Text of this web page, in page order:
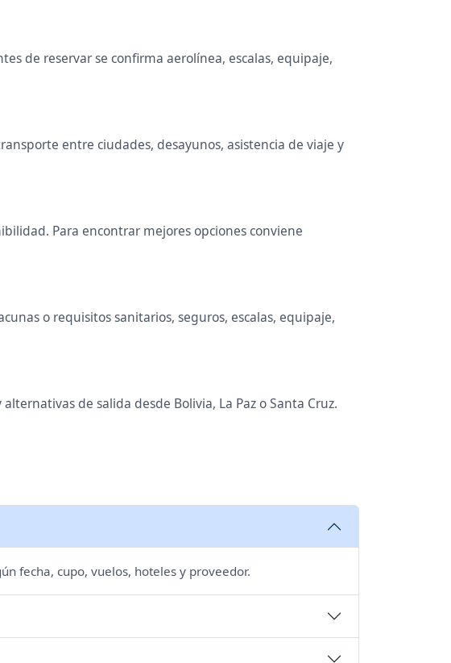
de reservar se confirma aerolínea, escalas, equipaje,
entre ciudades, desayunos, asistencia de viaje y
Para encontrar mejores opciones conviene
o requisitos sanitarios, seguros, escalas, equipaje,
de salida desde Bolivia, La Paz o Santa Cruz.
fecha, cupo, vuelos, hoteles y proveedor.